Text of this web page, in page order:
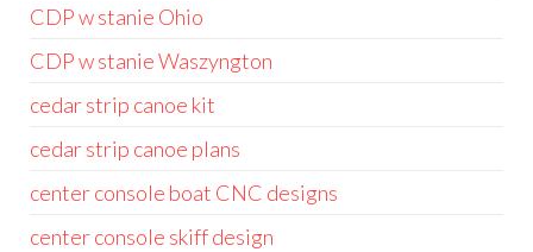
CDP w stanie Ohio
CDP w stanie Waszyngton
cedar strip canoe kit
cedar strip canoe plans
center console boat CNC designs
center console skiff design